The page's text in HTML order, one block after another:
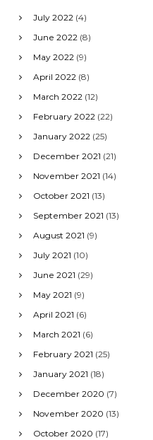
July 2022 (4)
June 2022 (8)
May 2022 (9)
April 2022 (8)
March 2022 (12)
February 2022 (22)
January 2022 (25)
December 2021 (21)
November 2021 (14)
October 2021 (13)
September 2021 (13)
August 2021 (9)
July 2021 (10)
June 2021 (29)
May 2021 (9)
April 2021 (6)
March 2021 (6)
February 2021 (25)
January 2021 (18)
December 2020 (7)
November 2020 (13)
October 2020 (17)